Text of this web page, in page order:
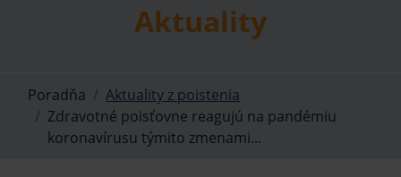
Aktuality
Poradňa
Aktuality z poistenia
Zdravotné poisťovne reagujú na pandémiu
koronavírusu týmito zmenami...